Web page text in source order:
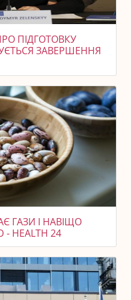
ПІДГОТОВКУ
ЗАВЕРШЕННЯ
ГАЗИ І НАВІЩО
24